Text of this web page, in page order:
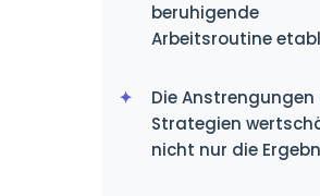
beruhigende
Arbeitsroutine
Die Anstrengungen
Strategien
nicht nur die